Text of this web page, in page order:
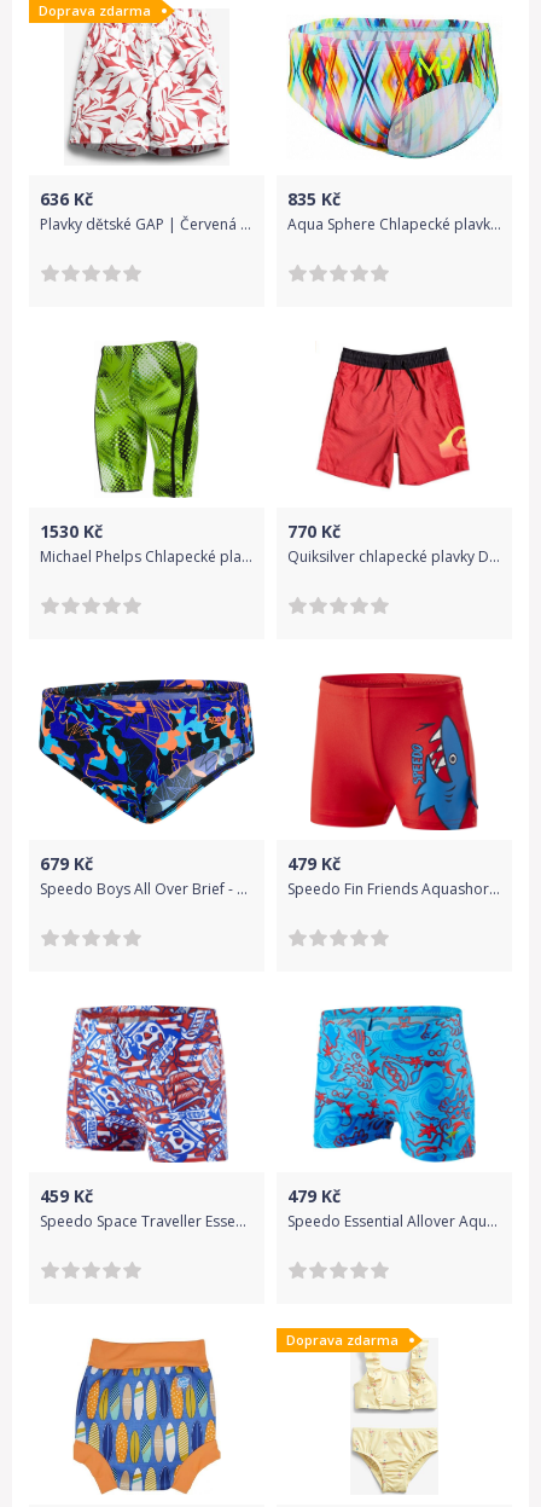
Doprava zdarma
636 Kč
Plavky dětské GAP | Červená | Chlapecké | 18-24 měsíců
835 Kč
Aqua Sphere Chlapecké plavky CANDY SLIP 12 let / 152-158 cm
1530 Kč
Michael Phelps Chlapecké plavky MESA MAN JAMMER zelená 10 let / 140-146 cm
770 Kč
Quiksilver chlapecké plavky Dredgvlyyth15 12 let červená
679 Kč
Speedo Boys All Over Brief - black/amparo blue/fluo orange 128
479 Kč
Speedo Fin Friends Aquashort - red/blue 74-80
459 Kč
Speedo Space Traveller Essential Allover Aquashort - risk red/beautiful blue/white 116
479 Kč
Speedo Essential Allover Aquashort - neon blue/risk red/blue 110
Doprava zdarma